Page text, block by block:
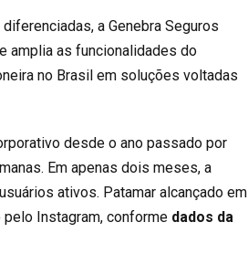
a Genebra Seguros
amplia as funcionalidades do
no Brasil em soluções voltadas
desde o ano passado por
Em apenas dois meses, a
ativos. Patamar alcançado em
Instagram, conforme dados da